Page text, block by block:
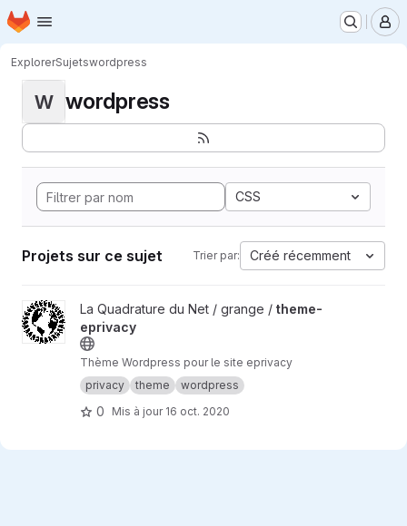
Passer au contenu principal
Page d'accueil
ExplorerSujetswordpress
W wordpress
CSS
Projets sur ce sujet Trier par: Créé récemment
Afficher le projet theme-eprivacy
La Quadrature du Net / grange / theme-
eprivacy
Thème Wordpress pour le site eprivacy
privacy
theme wordpress
0 Mis à jour 16 oct. 2020